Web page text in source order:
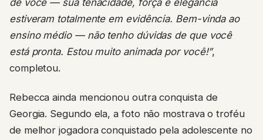
estiveram totalmente em evidência. Bem-vinda ao
ensino médio — não tenho dúvidas de que você
está pronta. Estou muito animada por você!”,
completou.
Rebecca ainda mencionou outra conquista de
Georgia. Segundo ela, a foto não mostrava o troféu
de melhor jogadora conquistado pela adolescente no